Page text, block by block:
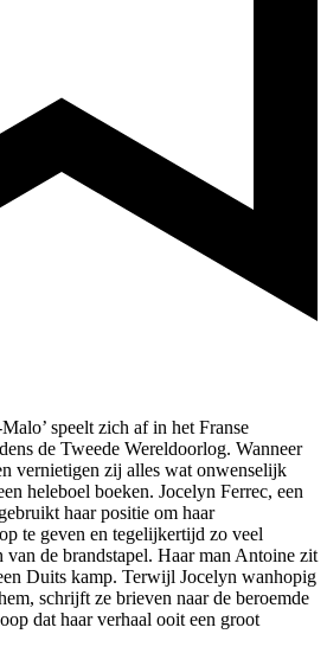
speelt zich af in het Franse
de Tweede Wereldoorlog. Wanneer
vernietigen zij alles wat onwenselijk
heleboel boeken. Jocelyn Ferrec, een
haar positie om haar
te geven en tegelijkertijd zo veel
de brandstapel. Haar man Antoine zit
Duits kamp. Terwijl Jocelyn wanhopig
schrijft ze brieven naar de beroemde
dat haar verhaal ooit een groot